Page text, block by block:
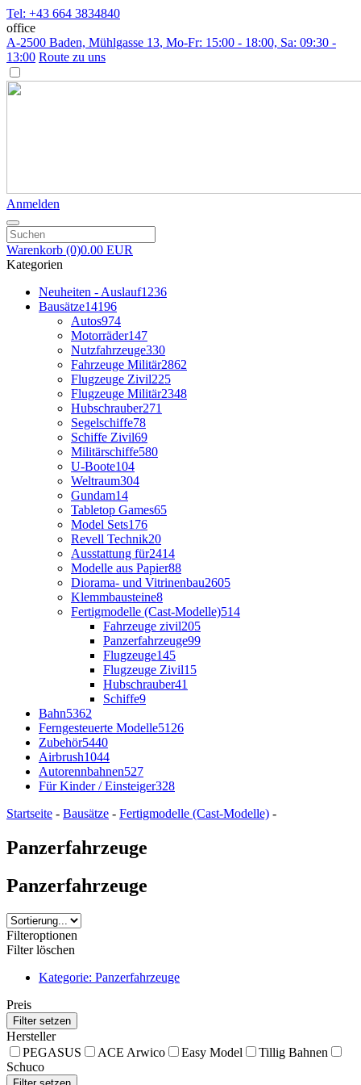
Tel: +43 664 3834840
office
A-2500 Baden, Mühlgasse 13, Mo-Fr: 15:00 - 18:00, Sa: 09:30 -
13:00 Route zu uns
Anmelden
Warenkorb (0)0.00 EUR
Kategorien
Neuheiten - Auslauf1236
Bausätze14196
Autos974
Motorräder147
Nutzfahrzeuge330
Fahrzeuge Militär2862
Flugzeuge Zivil225
Flugzeuge Militär2348
Hubschrauber271
Segelschiffe78
Schiffe Zivil69
Militärschiffe580
U-Boote104
Weltraum304
Gundam14
Tabletop Games65
Model Sets176
Revell Technik20
Ausstattung für2414
Modelle aus Papier88
Diorama- und Vitrinenbau2605
Klemmbausteine8
Fertigmodelle (Cast-Modelle)514
Fahrzeuge zivil205
Panzerfahrzeuge99
Flugzeuge145
Flugzeuge Zivil15
Hubschrauber41
Schiffe9
Bahn5362
Ferngesteuerte Modelle5126
Zubehör5440
Airbrush1044
Autorennbahnen527
Für Kinder / Einsteiger328
Startseite - Bausätze - Fertigmodelle (Cast-Modelle) -
Panzerfahrzeuge
Panzerfahrzeuge
Filteroptionen
Filter löschen
Kategorie: Panzerfahrzeuge
Preis
Hersteller
PEGASUS
ACE Arwico Easy Model
Tillig Bahnen
Schuco